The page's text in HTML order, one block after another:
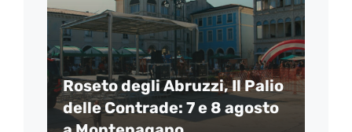
Roseto degli Abruzzi, Il Palio
delle Contrade: 7 e 8 agosto